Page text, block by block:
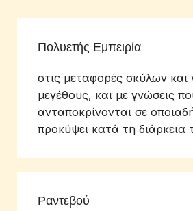
Πολυετής Εμπειρία
στις μεταφορές σκύλων
μεγέθους, και με γνώσεις
ανταποκρίνονται σε
προκύψει κατά τη διάρκεια
Ραντεβού